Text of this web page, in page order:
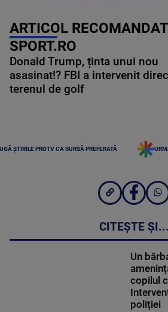
ARTICOL
SPORT.RO
Donald Trump, ținta unui nou
asasinat!? FBI a intervenit
terenul de golf
ȘTIRILE PROTV CA SURSĂ PREFERATĂ
CITEȘTE ȘI...
Un
copilul
poliției